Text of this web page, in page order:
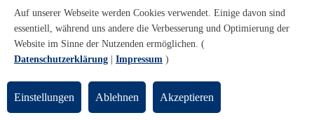
Recruiting an der Universität Bremen
Weiterbildung an der Universität Bremen
Transfer mit Schule
Schülerinnen und Schüler
Schulklassen
Lehrkräfte
Gründungsunterstützung
Auf unserer Webseite werden Cookies verwendet. Einige davon sind
essentiell, während uns andere die Verbesserung und Optimierung der
Website im Sinne der Nutzenden ermöglichen. (
Datenschutzerklärung
Impressum )
Einstellungen Ablehnen Akzeptieren